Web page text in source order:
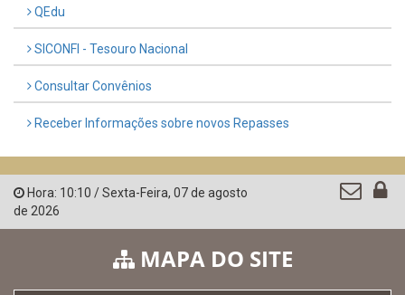
QEdu
SICONFI - Tesouro Nacional
Consultar Convênios
Receber Informações sobre novos Repasses
Hora: 10:10 /Sexta-Feira, 07 de agosto
de 2026
MAPA DO SITE